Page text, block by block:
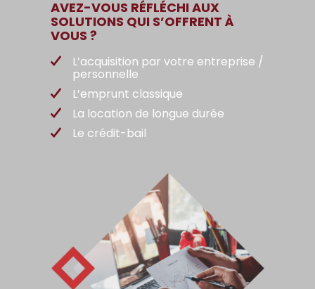
AVEZ-VOUS RÉFLÉCHI AUX
SOLUTIONS QUI S’OFFRENT À
VOUS ?
L’acquisition par votre entreprise /
personnelle
L’emprunt classique
La location de longue durée
Le crédit-bail